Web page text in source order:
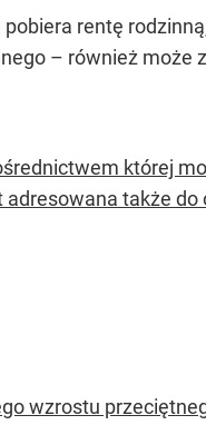
rentę
– również może
której
także
wzrostu